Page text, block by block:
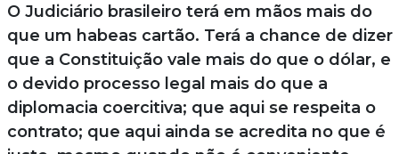
O Judiciário brasileiro terá em mãos mais do
que um habeas cartão. Terá a chance de dizer
que a Constituição vale mais do que o dólar, e
o devido processo legal mais do que a
diplomacia coercitiva; que aqui se respeita o
contrato; que aqui ainda se acredita no que é